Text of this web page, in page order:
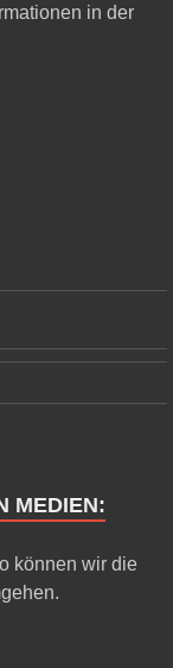
in der
MEDIEN:
können wir die